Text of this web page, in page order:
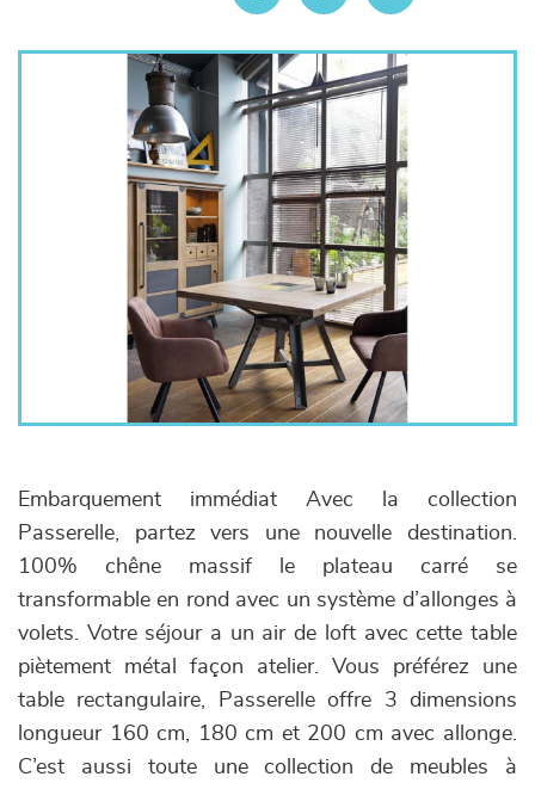
Embarquement immédiat Avec la collection
Passerelle, partez vers une nouvelle destination.
100% chêne massif le plateau carré se
transformable en rond avec un système d’allonges à
volets. Votre séjour a un air de loft avec cette table
piètement métal façon atelier. Vous préférez une
table rectangulaire, Passerelle offre 3 dimensions
longueur 160 cm, 180 cm et 200 cm avec allonge.
C’est aussi toute une collection de meubles à